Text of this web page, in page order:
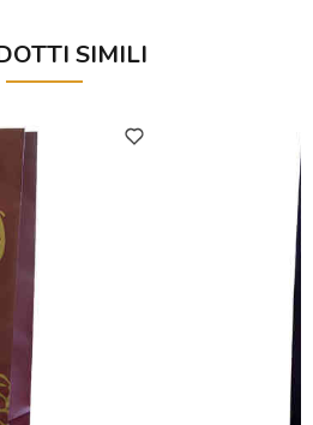
SIMILI